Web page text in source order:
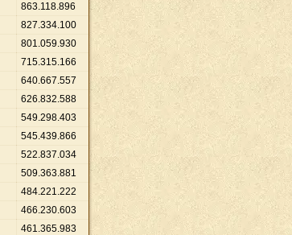
863.118.896
827.334.100
801.059.930
715.315.166
640.667.557
626.832.588
549.298.403
545.439.866
522.837.034
509.363.881
484.221.222
466.230.603
461.365.983